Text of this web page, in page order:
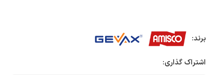
برند:
اشتراک گذاری: